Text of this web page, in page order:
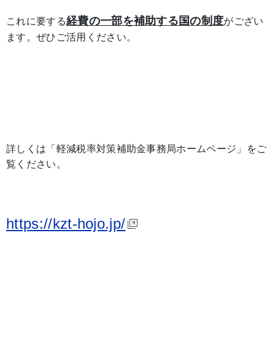
これに要する経費の一部を補助する国の制度がござい
ます。ぜひご活用ください。
詳しくは「軽減税率対策補助金事務局ホームページ」をご
覧ください。
https://kzt-hojo.jp/